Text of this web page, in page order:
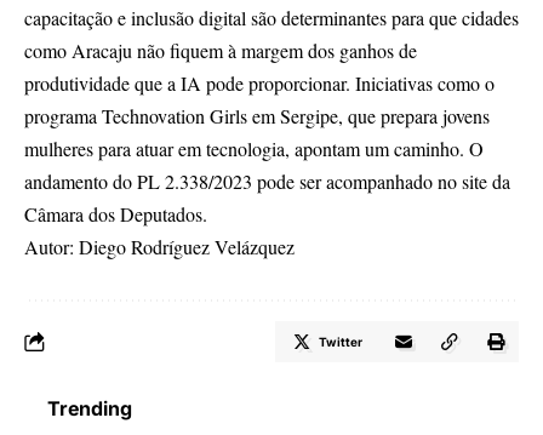
capacitação e inclusão digital são determinantes para que cidades
como Aracaju não fiquem à margem dos ganhos de
produtividade que a IA pode proporcionar. Iniciativas como o
programa Technovation Girls em Sergipe, que prepara jovens
mulheres para atuar em tecnologia, apontam um caminho. O
andamento do PL 2.338/2023 pode ser acompanhado nosite da
Câmara dos Deputados.
Autor: Diego Rodríguez Velázquez
Twitter
Trending